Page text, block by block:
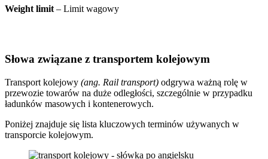
Weight limit – Limit wagowy
Słowa związane z transportem kolejowym
Transport kolejowy (ang. Rail transport) odgrywa ważną rolę w
przewozie towarów na duże odległości, szczególnie w przypadku
ładunków masowych i kontenerowych.
Poniżej znajduje się lista kluczowych terminów używanych w
transporcie kolejowym.